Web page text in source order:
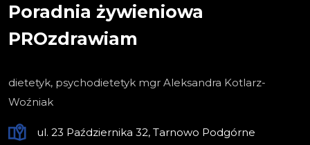
Poradnia żywieniowa
PROzdrawiam
dietetyk, psychodietetyk mgr Aleksandra Kotlarz-
Woźniak
ul. 23 Października 32, Tarnowo Podgórne